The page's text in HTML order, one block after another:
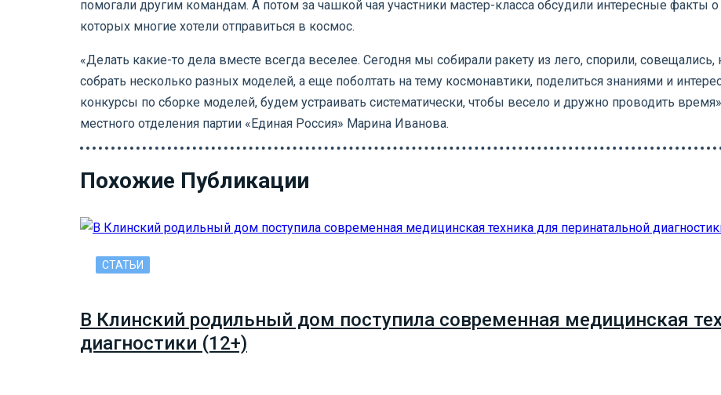
помогали другим командам. А потом за чашкой чая участники мастер-класса обсудили интересные факты
которых многие хотели отправиться в космос.
«Делать какие-то дела вместе всегда веселее. Сегодня мы собирали ракету из лего, спорили,
собрать несколько разных моделей, а еще поболтать на тему космонавтики, поделиться знаниями и
конкурсы по сборке моделей, будем устраивать систематически, чтобы весело и дружно проводить
местного отделения партии «Единая Россия» Марина Иванова.
Похожие Публикации
СТАТЬИ
В Клинский родильный дом поступила современная медицинская
диагностики (12+)